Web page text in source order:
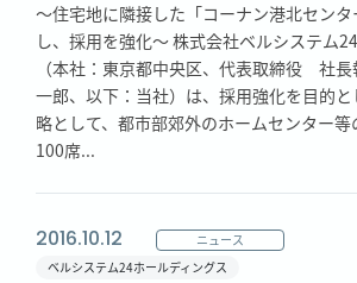
～住宅地に隣接した「コーナン港北セン
し、採用を強化～ 株式会社ベルシステム
（本社：東京都中央区、代表取締役 社
一郎、以下：当社）は、採用強化を目的
略として、都市部郊外のホームセンター
100席...
2016.10.12
ニュース
ベルシステム24ホールディングス